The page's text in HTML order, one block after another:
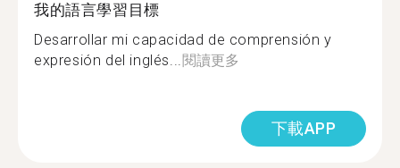
我的語言學習目標
Desarrollar mi capacidad de comprensión y
expresión del inglés...閱讀更多
下載APP